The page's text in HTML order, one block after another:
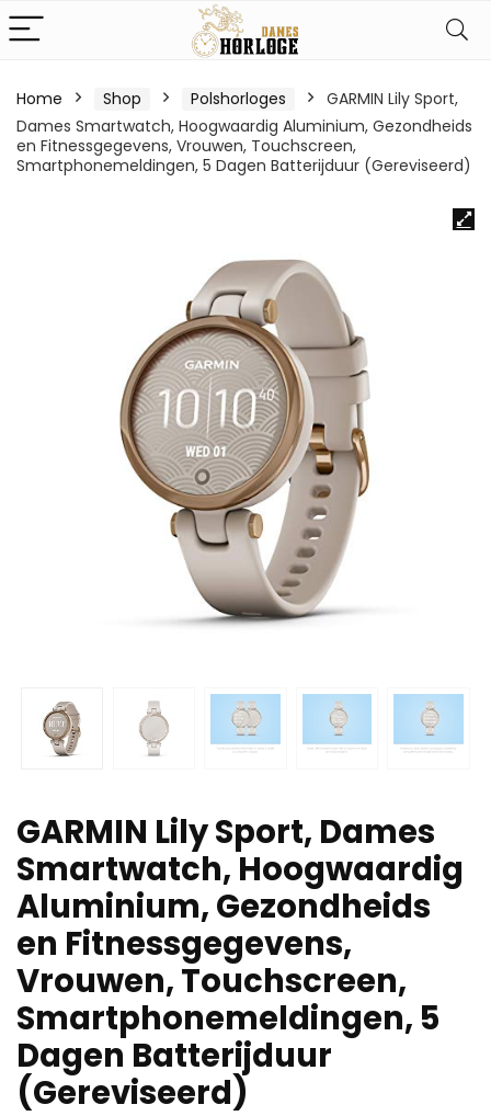
Home Shop Polshorloges
GARMIN Lily Sport,
Dames Smartwatch, Hoogwaardig Aluminium, Gezondheids
en Fitnessgegevens, Vrouwen, Touchscreen,
Smartphonemeldingen, 5 Dagen Batterijduur (Gereviseerd)
GARMIN Lily Sport, Dames
Smartwatch, Hoogwaardig
Aluminium, Gezondheids
en Fitnessgegevens,
Vrouwen, Touchscreen,
Smartphonemeldingen, 5
Dagen Batterijduur
(Gereviseerd)